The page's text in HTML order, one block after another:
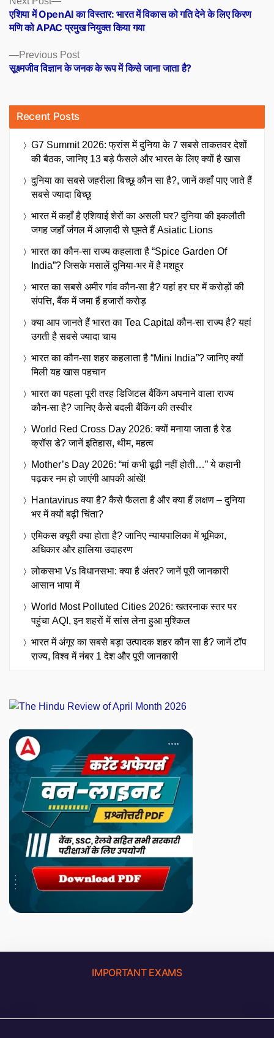
navigation
Previous PostPrevious
post:
सूक्ष्मजीव विज्ञान के जनक के रूप में किसे जाना जाता है?
post:
एशिया में OpenAI का विस्तार: भारत में विकास को गति देने के लिए किरण
मणि को APAC प्रमुख नियुक्त किया गया
Recent Posts
G7 Summit 2026: फ्रांस में दुनिया के 7 सबसे ताकतवर देशों
की बैठक, जानिए 13 बड़े फैसले और भारत के लिए क्यों है खास
दुनिया का सबसे जहरीला बिच्छू कौन सा है?, जानें कहाँ पाए जाते हैं
सबसे ज्यादा बिच्छू
भारत में कहाँ है एशियाई शेरों का असली घर? दुनिया की इकलौती
जगह जहाँ जंगल में आज़ादी से घूमते हैं Asiatic Lions
भारत का कौन-सा राज्य कहलाता है “Spice Garden Of
India”? जिसके मसालें दुनिया-भर में है मशहूर
भारत का सबसे अमीर गांव कौन-सा है? यहां हर घर में करोड़ों की
संपत्ति, बैंक में जमा हैं हजारों करोड़
क्या आप जानते हैं भारत का Tea Capital कौन-सा राज्य है? यहां
उगती है सबसे ज्यादा चाय
भारत का कौन-सा शहर कहलाता है “Mini India”? जानिए क्यों
मिली यह खास पहचान
भारत का पहला पूरी तरह डिजिटल बैंकिंग अपनाने वाला राज्य
कौन-सा है? जानिए कैसे बदली बैंकिंग की तस्वीर
World Red Cross Day 2026: क्यों मनाया जाता है रेड
क्रॉस डे? जानें इतिहास, थीम, महत्व
Mother’s Day 2026: “मां कभी बूढ़ी नहीं होती…” ये कहानी
पढ़कर नम हो जाएंगी आपकी आंखें!
Hantavirus क्या है? कैसे फैलता है और क्या हैं लक्षण – दुनिया
भर में क्यों बढ़ी चिंता?
एमिकस क्यूरी क्या होता है? जानिए न्यायपालिका में भूमिका,
अधिकार और हालिया उदाहरण
लोकसभा Vs विधानसभा: क्या है अंतर? जानें पूरी जानकारी
आसान भाषा में
World Most Polluted Cities 2026: खतरनाक स्तर पर
पहुंचा AQI, इन शहरों में सांस लेना हुआ मुश्किल
भारत में अंगूर का सबसे बड़ा उत्पादक शहर कौन सा है? जानें टॉप
राज्य, विश्व में नंबर 1 देश और पूरी जानकारी
IMPORTANT EXAMS